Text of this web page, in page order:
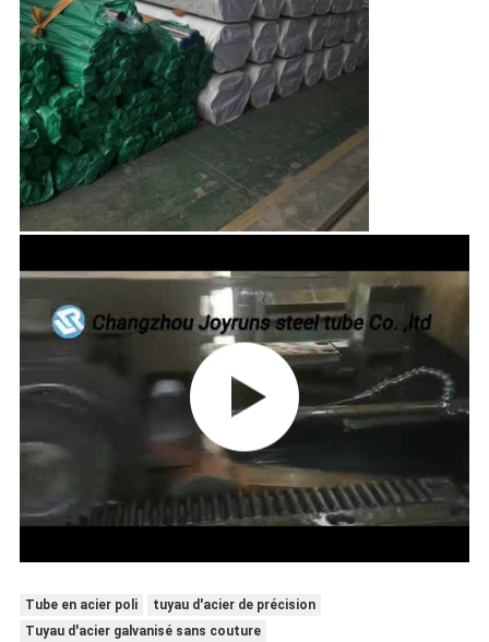
Tube en acier poli
tuyau d'acier de précision
Tuyau d'acier galvanisé sans couture